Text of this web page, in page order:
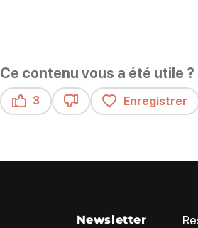
Ce contenu vous a été utile ?
3 Enregistrer
Newsletter